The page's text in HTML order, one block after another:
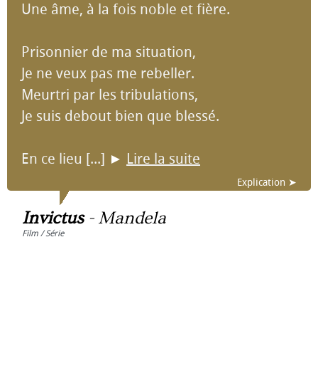
Une âme, à la fois noble et fière.
Prisonnier de ma situation,
Je ne veux pas me rebeller.
Meurtri par les tribulations,
Je suis debout bien que blessé.
En ce lieu [...] ► Lire la suite
Explication ➤
Invictus- Mandela
Film / Série